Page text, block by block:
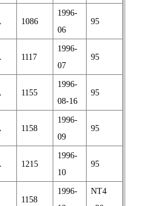
1086
1996-
06
95
1117
1996-
07
95
1155
1996-
08-16
95
1158
1996-
09
95
1215
1996-
10
95
1158
1996-
NT4